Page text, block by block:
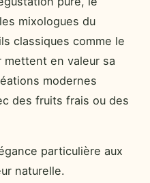
mixologues du
classiques comme le
mettent en valeur sa
modernes
des fruits frais ou des
particulière aux
naturelle.